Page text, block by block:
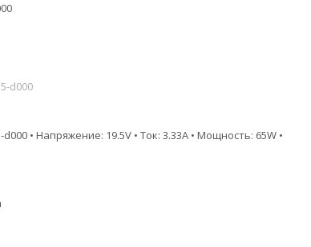
d000
• Напряжение: 19.5V • Ток: 3.33A • Мощность: 65W •